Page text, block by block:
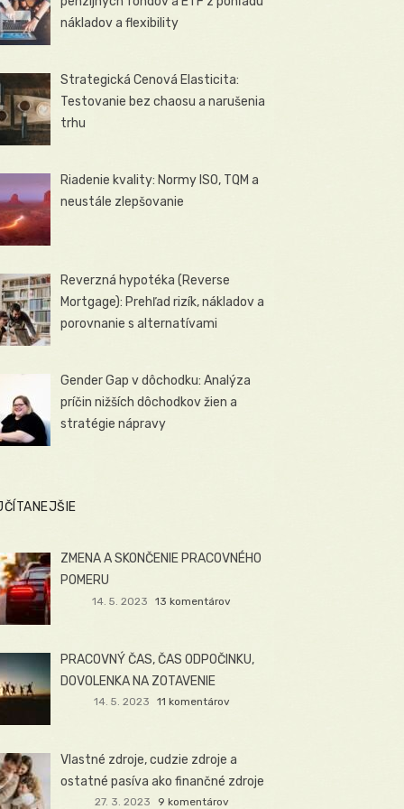
nákladov a flexibility
Strategická Cenová Elasticita:
Testovanie bez chaosu a narušenia
trhu
Riadenie kvality: Normy ISO, TQM a
neustále zlepšovanie
Reverzná hypotéka (Reverse
Mortgage): Prehľad rizík, nákladov a
porovnanie s alternatívami
Gender Gap v dôchodku: Analýza
príčin nižších dôchodkov žien a
stratégie nápravy
ZMENA A SKONČENIE PRACOVNÉHO
POMERU
14. 5. 2023 13 komentárov
PRACOVNÝ ČAS, ČAS ODPOČINKU,
DOVOLENKA NA ZOTAVENIE
14. 5. 2023 11 komentárov
Vlastné zdroje, cudzie zdroje a
ostatné pasíva ako finančné zdroje
27. 3. 2023 9 komentárov